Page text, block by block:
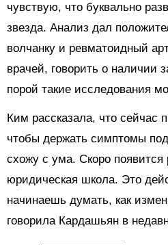
чувствую, что буквально
звезда. Анализ дал
волчанку и ревматоидный
врачей, говорить о наличии
порой такие исследования
Ким рассказала, что сейчас
чтобы держать симптомы
схожу с ума. Скоро появится
юридическая школа. Это
начинаешь думать, как
говорила Кардашьян в